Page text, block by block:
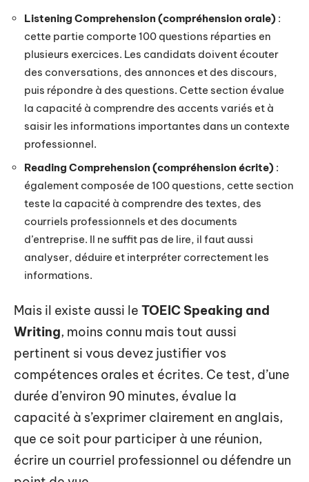
Listening Comprehension (compréhension orale) :
cette partie comporte 100 questions réparties en
plusieurs exercices. Les candidats doivent écouter
des conversations, des annonces et des discours,
puis répondre à des questions. Cette section évalue
la capacité à comprendre des accents variés et à
saisir les informations importantes dans un contexte
professionnel.
Reading Comprehension (compréhension écrite) :
également composée de 100 questions, cette section
teste la capacité à comprendre des textes, des
courriels professionnels et des documents
d’entreprise. Il ne suffit pas de lire, il faut aussi
analyser, déduire et interpréter correctement les
informations.
Mais il existe aussi le TOEIC Speaking and
Writing, moins connu mais tout aussi
pertinent si vous devez justifier vos
compétences orales et écrites. Ce test, d’une
durée d’environ 90 minutes, évalue la
capacité à s’exprimer clairement en anglais,
que ce soit pour participer à une réunion,
écrire un courriel professionnel ou défendre un